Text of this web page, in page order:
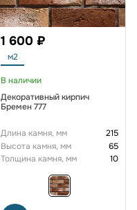
1 600 ₽
м2
В наличии
Декоративный кирпич
Бремен 777
Длина камня, мм
215
Высота камня, мм
65
Толщина камня, мм
10